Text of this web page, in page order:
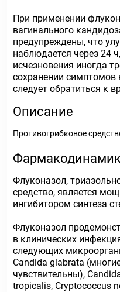
При применении
вагинального
предупреждены, что
наблюдается через 24
исчезновения иногда
сохранении симптомов
следует обратиться к
Описание
Противогрибковое
Флуконазол,
средство, является
ингибитором синтеза
Флуконазол
в клинических
следующих
Candida glabrata
чувствительны),
tropicalis, Cryptococcus